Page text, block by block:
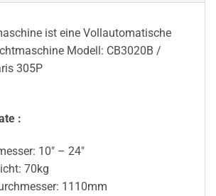
ist eine Vollautomatische
Modell: CB3020B /
305P
:
10″ – 24″
70kg
1110mm